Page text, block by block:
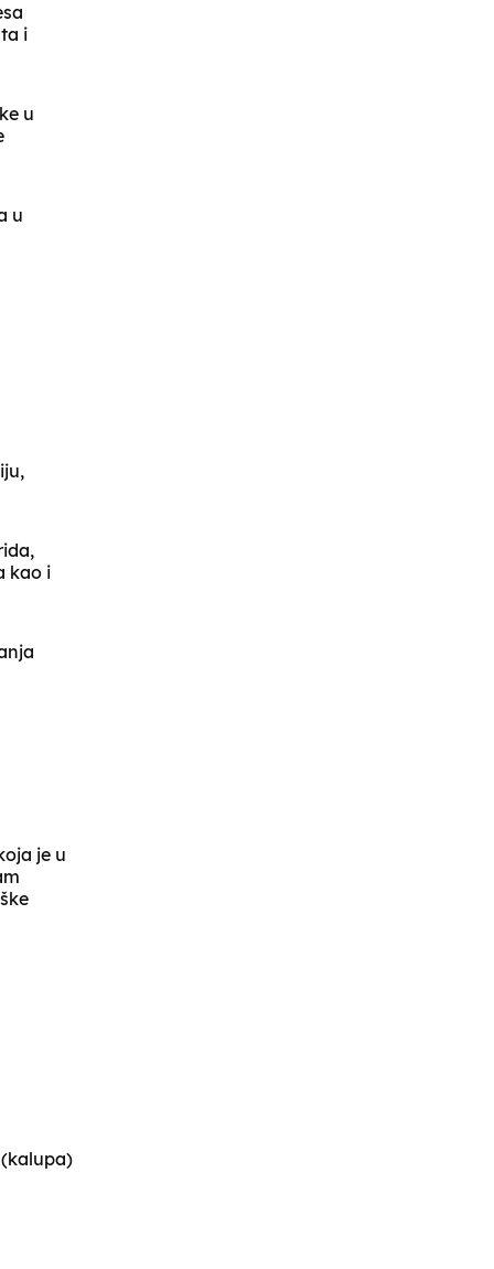
i
u
u
kao i
je u